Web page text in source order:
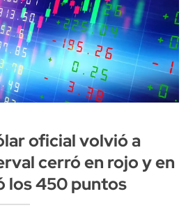
oficial volvió a
cerró en rojo y en
los 450 puntos